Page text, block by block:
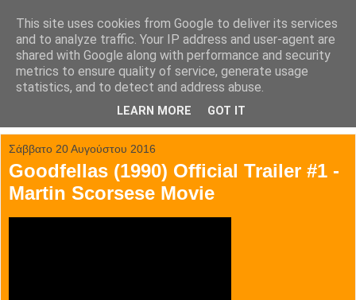
tainia.gr
Όλα τα trailer των κινηματογραφικών επιτυχιών.
Σάββατο 20 Αυγούστου 2016
Goodfellas (1990) Official Trailer #1 -
Martin Scorsese Movie
This site uses cookies from Google to deliver its services
and to analyze traffic. Your IP address and user-agent are
shared with Google along with performance and security
metrics to ensure quality of service, generate usage
statistics, and to detect and address abuse.
LEARN MORE GOT IT